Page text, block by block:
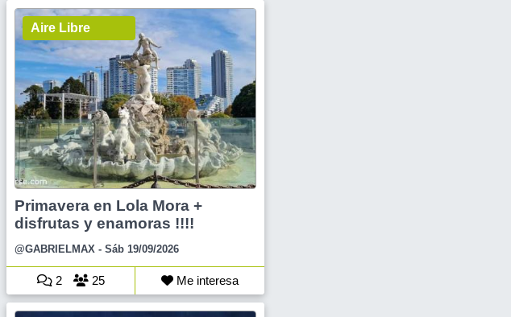
Aire Libre
Primavera en Lola Mora +
disfrutas y enamoras !!!!
@GABRIELMAX - Sáb 19/09/2026
2 25 Me interesa